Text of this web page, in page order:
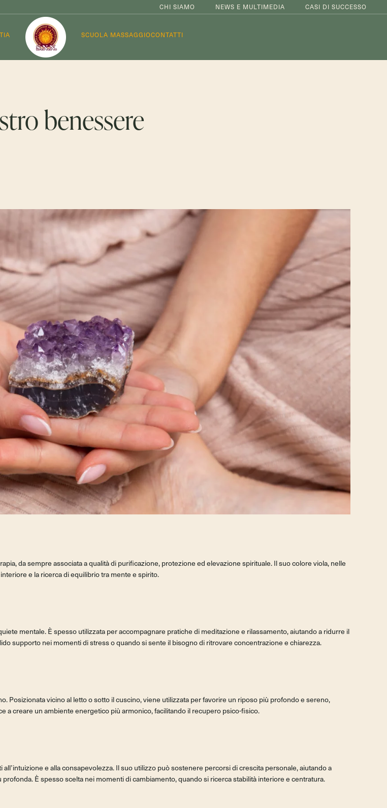
CHI SIAMO NEWS E MULTIMEDIA CASI DI SUCCESSO
SCUOLA MASSAGGIOCONTATTI
benessere
da sempre associata a qualità di purificazione, protezione ed elevazione spirituale. Il suo colore viola, nelle
e la ricerca di equilibrio tra mente e spirito.
mentale. È spesso utilizzata per accompagnare pratiche di meditazione e rilassamento, aiutando a ridurre il
supporto nei momenti di stress o quando si sente il bisogno di ritrovare concentrazione e chiarezza.
Posizionata vicino al letto o sotto il cuscino, viene utilizzata per favorire un riposo più profondo e sereno,
a creare un ambiente energetico più armonico, facilitando il recupero psico-fisico.
e alla consapevolezza. Il suo utilizzo può sostenere percorsi di crescita personale, aiutando a
È spesso scelta nei momenti di cambiamento, quando si ricerca stabilità interiore e centratura.